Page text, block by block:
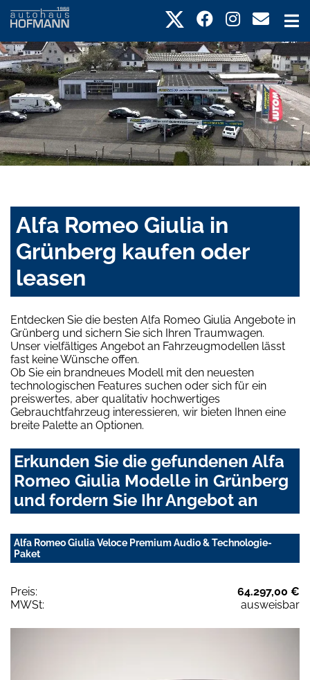
Alfa Romeo Giulia in
Grünberg kaufen oder
leasen
Entdecken Sie die besten Alfa Romeo Giulia Angebote in
Grünberg und sichern Sie sich Ihren Traumwagen.
Unser vielfältiges Angebot an Fahrzeugmodellen lässt
fast keine Wünsche offen.
Ob Sie ein brandneues Modell mit den neuesten
technologischen Features suchen oder sich für ein
preiswertes, aber qualitativ hochwertiges
Gebrauchtfahrzeug interessieren, wir bieten Ihnen eine
breite Palette an Optionen.
Erkunden Sie die gefundenen Alfa
Romeo Giulia Modelle in Grünberg
und fordern Sie Ihr Angebot an
Alfa Romeo Giulia Veloce Premium Audio & Technologie-
Paket
Preis:
64.297,00 €
MWSt:
ausweisbar